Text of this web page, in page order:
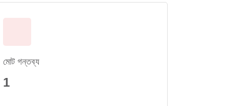
মোট গন্তব্য
1